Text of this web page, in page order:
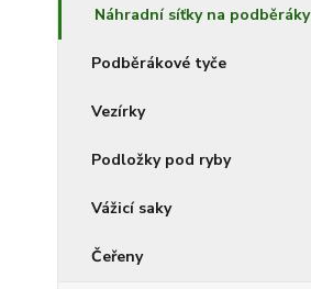
Náhradní síťky na podběráky
Podběrákové tyče
Vezírky
Podložky pod ryby
Vážicí saky
Čeřeny